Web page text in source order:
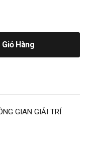
Hàng
GIAN GIẢI TRÍ